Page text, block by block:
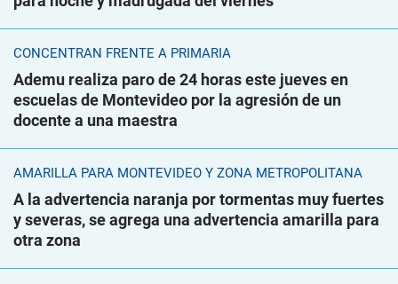
CONCENTRAN FRENTE A PRIMARIA
Ademu realiza paro de 24 horas este jueves en
escuelas de Montevideo por la agresión de un
docente a una maestra
AMARILLA PARA MONTEVIDEO Y ZONA METROPOLITANA
A la advertencia naranja por tormentas muy fuertes
y severas, se agrega una advertencia amarilla para
otra zona